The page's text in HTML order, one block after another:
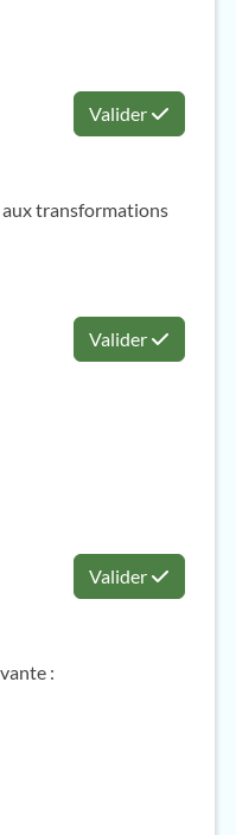
Valider
aux transformations
Valider
Valider
: